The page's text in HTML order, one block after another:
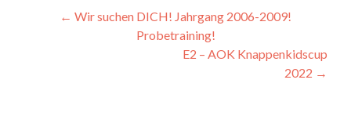
Beitragsnavigation
← Wir suchen DICH! Jahrgang 2006-2009!
Probetraining!
E2 – AOK Knappenkidscup
2022 →